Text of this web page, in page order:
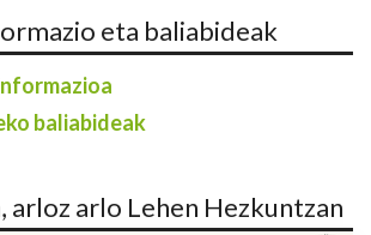
eta baliabideak
baliabideak
arloz arlo Lehen Hezkuntzan